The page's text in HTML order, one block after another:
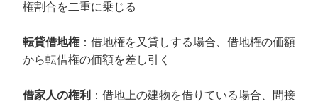
権割合を二重に乗じる
転貸借地権：借地権を又貸しする場合、借地権の価額
から転借権の価額を差し引く
借家人の権利 ：借地上の建物を借りている場合、間接